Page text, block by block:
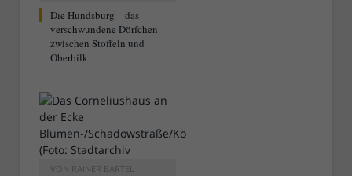
Die Hundsburg – das
verschwundene Dörfchen
zwischen Stoffeln und
Oberbilk
VON RAINER BARTEL